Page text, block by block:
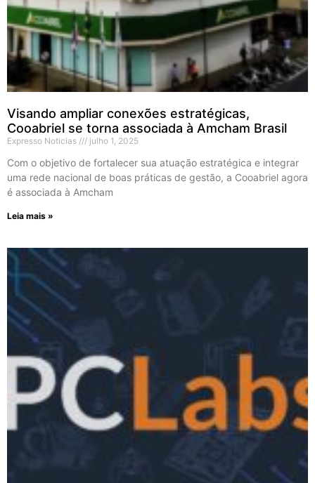
Visando ampliar conexões estratégicas,
Cooabriel se torna associada à Amcham Brasil
Expresso Noticias julho 1, 2025
Com o objetivo de fortalecer sua atuação estratégica e integrar
uma rede nacional de boas práticas de gestão, a Cooabriel agora
é associada à Amcham
Leia mais »